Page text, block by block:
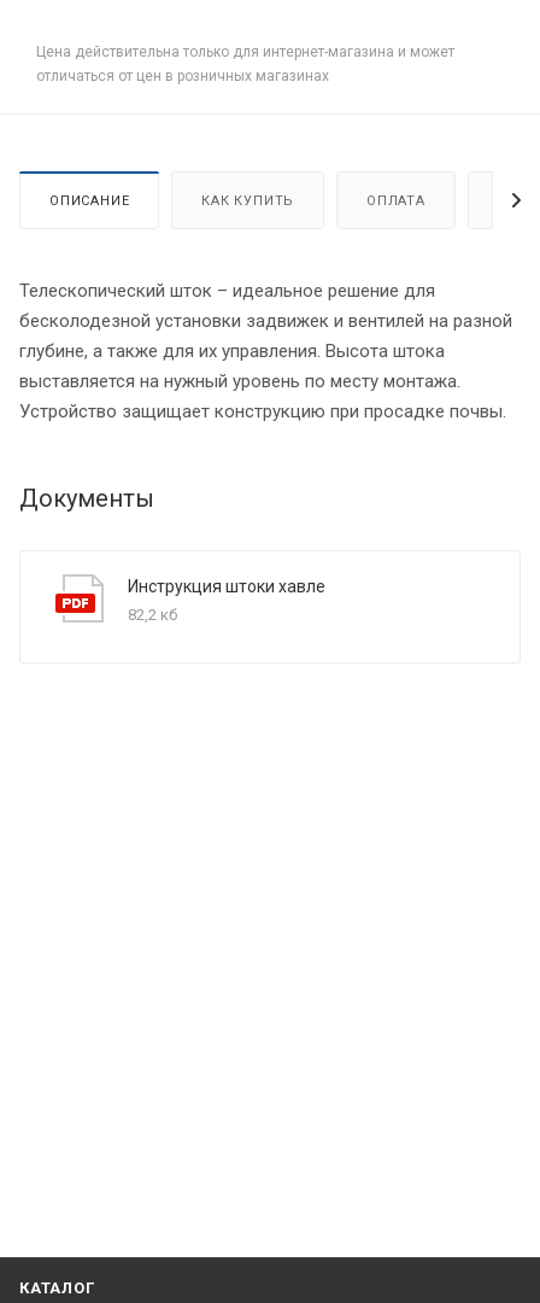
Цена действительна только для интернет-магазина и может
отличаться от цен в розничных магазинах
ОПИСАНИЕ КАК КУПИТЬ ОПЛАТА
Телескопический шток – идеальное решение для
бесколодезной установки задвижек и вентилей на разной
глубине, а также для их управления. Высота штока
выставляется на нужный уровень по месту монтажа.
Устройство защищает конструкцию при просадке почвы.
Документы
Инструкция штоки хавле
82,2 кб
КАТАЛОГ